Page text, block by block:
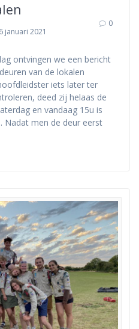
januari 2021
0
ontvingen we een bericht
van de lokalen
iets later ter
deed zij helaas de
en vandaag 15u is
Nadat men de deur eerst